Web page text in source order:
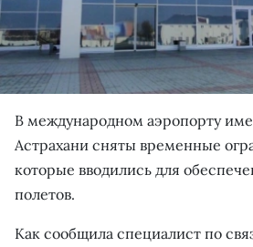
В международном аэропорту
Астрахани сняты временные
которые вводились для
полетов.
Как сообщила специалист по